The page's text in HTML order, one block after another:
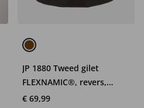
JP 1880 Tweed gilet
FLEXNAMIC®, revers,
gebreide achterkant
€ 69,99